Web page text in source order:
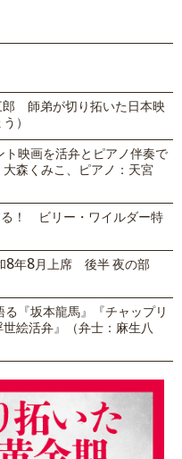
郎 師弟が切り拓いた日本映
）
映画を活弁とピアノ伴奏で
森くみこ、ピアノ：天宮
る！ ビリー・ワイルダー特
8年8月上席 後半 夜の部
『坂本龍馬』『チャップリ
絵活弁』（弁士：麻生八